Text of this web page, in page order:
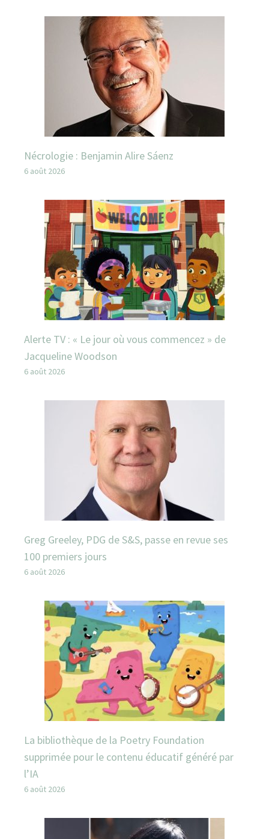
Nécrologie : Benjamin Alire Sáenz
6 août 2026
Alerte TV : « Le jour où vous commencez » de
Jacqueline Woodson
6 août 2026
Greg Greeley, PDG de S&S, passe en revue ses
100 premiers jours
6 août 2026
La bibliothèque de la Poetry Foundation
supprimée pour le contenu éducatif généré par
l’IA
6 août 2026